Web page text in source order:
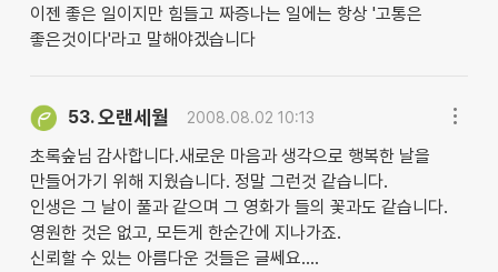
이젠 좋은 일이지만 힘들고 짜증나는 일에는 항상 '고통은
좋은것이다'라고 말해야겠습니다
53.오랜세월 2008.08.02 10:13
초록숲님 감사합니다.새로운 마음과 생각으로 행복한 날을
만들어가기 위해 지웠습니다. 정말 그런것 같습니다.
인생은 그 날이 풀과 같으며 그 영화가 들의 꽃과도 같습니다.
영원한 것은 없고, 모든게 한순간에 지나가죠.
신뢰할 수 있는 아름다운 것들은 글쎄요....